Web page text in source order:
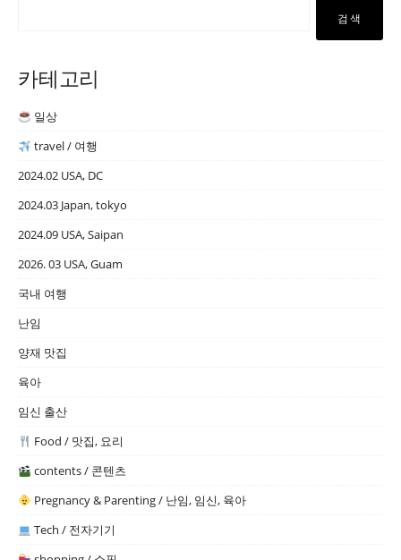
검색
카테고리
일상
travel / 여행
2024.02 USA, DC
2024.03 Japan, tokyo
2024.09 USA, Saipan
2026. 03 USA, Guam
국내 여행
난임
양재 맛집
육아
임신 출산
Food / 맛집, 요리
contents / 콘텐츠
Pregnancy & Parenting / 난임, 임신, 육아
Tech / 전자기기